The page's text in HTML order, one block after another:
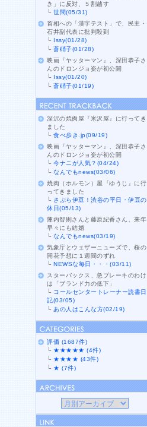
き」に反対、５割越す
└世間(05/31)
首相への「漢字テスト」で、民主・
石井副代表に批判殺到
└ Issy(01/28)
└蒼硝子(01/28)
映画『ヤッターマン』、深田恭子さ
んのドロンジョ姿が初公開
└ Issy(01/20)
└蒼硝子(01/19)
深沢の焼肉屋『米沢屋』に行ってき
ました
└食べ歩き.jp(09/19)
映画『ヤッターマン』、深田恭子さ
んのドロンジョ姿が初公開
└今ナニが人気？(04/24)
└なんでもnews(03/06)
焼肉（ホルモン）屋『ゆうじ』に行
ってきました
└ さぷら伊豆！渋谷の平日・伊豆の
休日(05/13)
陣内智則さんと藤原紀香さん、来年
早々にも結婚
└なんでもnews(03/19)
気象庁とウェザーニューズで、桜の
開花予想に１週間のずれ
└NEWSな毎日・・・(03/11)
スターバックス、急ブレーキのわけ
は「ブランド力の低下」
└ コールセンタートレーナー読書日
記(03/05)
└ あの人はこんな方(02/19)
評価 (1687件)
└ ★★★★★ (4件)
└ ★★★★ (43件)
└ ★ (7件)